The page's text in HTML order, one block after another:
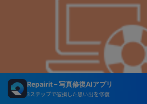
Repairit – 写真修復AIアプリ
3ステップで破損した思い出を修復